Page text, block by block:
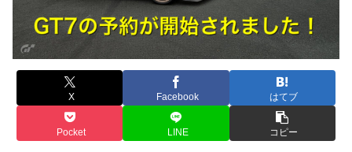
X Facebook はてブ
Pocket LINE コピー